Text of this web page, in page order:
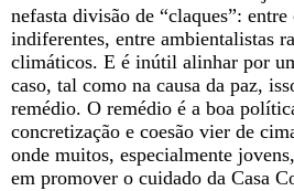
nefasta divisão de “claques”: entre
indiferentes, entre ambientalistas
climáticos. E é inútil alinhar por
caso, tal como na causa da paz,
remédio. O remédio é a boa
concretização e coesão vier de
onde muitos, especialmente
em promover o cuidado da Casa